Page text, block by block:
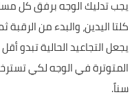
يجب تدليك الوجه برفق كل
كلتا اليدين، والبدء من
يجعل التجاعيد الحالية تبدو
المتوترة في الوجه لكي
سناً.